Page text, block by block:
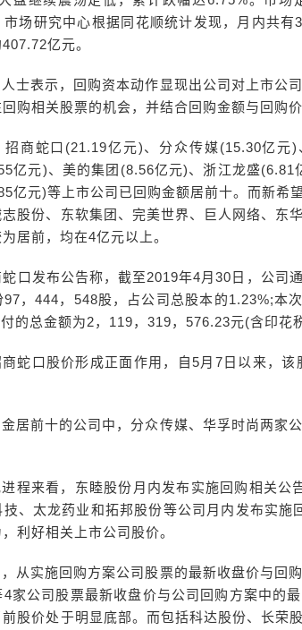
场研究中心根据同花顺统计发现，月内共有
亿元。
士表示，回购资本动作显现出公司对上市公
购相关股票的机会，并结合回购金额与回购
招商蛇口(21.19亿元)、分众传媒(15.30亿元
亿元)、美的集团(8.56亿元)、浙江龙盛
亿元)等上市公司已回购金额居前十。而新希
股份、东软集团、完美世界、巨人网络、东
居前，均在4亿元以上。
口发布公告称，截至2019年4月30日，公司
，444，548股，占公司总股本的1.23%;本
的总金额为2，119，319，576.23元(含印花
蛇口股价形成正面作用，自5月7日以来，
金居前十的公司中，分众传媒、华孚时尚两家
程来看，东睦股份月内发布实施回购相关公
、太龙药业和拓邦股份等公司月内发布实施
利好相关上市公司股价。
从实施回购方案公司股票的最新收盘价与回
家公司股票最新收盘价与公司回购方案中的
股价处于明显底部。而包括科达股份、长荣